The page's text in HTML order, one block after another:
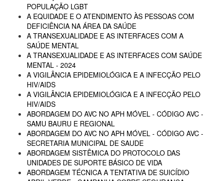
POPULAÇÃO LGBT
A EQUIDADE E O ATENDIMENTO ÀS PESSOAS COM
DEFICIÊNCIA NA ÁREA DA SAÚDE
A TRANSEXUALIDADE E AS INTERFACES COM A
SAÚDE MENTAL
A TRANSEXUALIDADE E AS INTERFACES COM SAÚDE
MENTAL - 2024
A VIGILÂNCIA EPIDEMIOLÓGICA E A INFECÇÃO PELO
HIV/AIDS
A VIGILÂNCIA EPIDEMIOLÓGICA E A INFECÇÃO PELO
HIV/AIDS
ABORDAGEM DO AVC NO APH MÓVEL - CÓDIGO AVC -
SAMU BAURU E REGIONAL
ABORDAGEM DO AVC NO APH MÓVEL - CÓDIGO AVC -
SECRETARIA MUNICIPAL DE SAUDE
ABORDAGEM SISTÊMICA DO PROTOCOLO DAS
UNIDADES DE SUPORTE BÁSICO DE VIDA
ABORDAGEM TÉCNICA A TENTATIVA DE SUICÍDIO